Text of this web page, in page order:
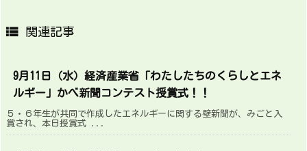
 関連記事
9月11日（水）経済産業省「わたしたちのくらしとエネ
ルギー」かべ新聞コンテスト授賞式！！
５・６年生が共同で作成したエネルギーに関する壁新聞が、みごと入
賞され、本日授賞式 ...